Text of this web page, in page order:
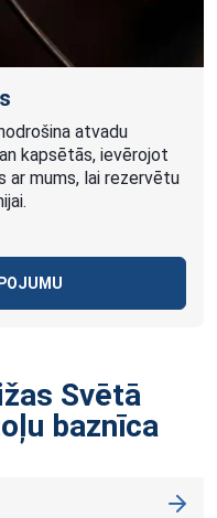
atvadu
kapsētās, ievērojot
ar mums, lai rezervētu
Svētā
baznīca